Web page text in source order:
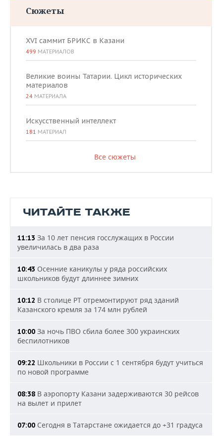
Сюжеты
XVI саммит БРИКС в Казани
499 МАТЕРИАЛОВ
Великие воины Татарии. Цикл исторических
материалов
24 МАТЕРИАЛА
Искусственный интеллект
181 МАТЕРИАЛ
Все сюжеты
ЧИТАЙТЕ ТАКЖЕ
11:13 За 10 лет пенсия госслужащих в России
увеличилась в два раза
10:43 Осенние каникулы у ряда российских
школьников будут длиннее зимних
10:12 В столице РТ отремонтируют ряд зданий
Казанского кремля за 174 млн рублей
10:00 За ночь ПВО сбила более 300 украинских
беспилотников
09:22 Школьники в России с 1 сентября будут учиться
по новой программе
08:38 В аэропорту Казани задерживаются 30 рейсов
на вылет и прилет
07:00 Сегодня в Татарстане ожидается до +31 градуса